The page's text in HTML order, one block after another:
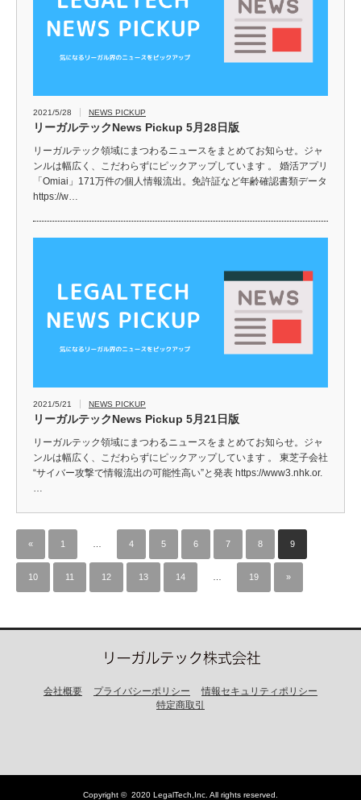
2021/5/28 NEWS PICKUP
リーガルテックNews Pickup 5月28日版
リーガルテック領域にまつわるニュースをまとめてお知らせ。ジャ
ンルは幅広く、こだわらずにピックアップしています 。 婚活アプリ
「Omiai」171万件の個人情報流出。免許証など年齢確認書類データ
https://w…
2021/5/21 NEWS PICKUP
リーガルテックNews Pickup 5月21日版
リーガルテック領域にまつわるニュースをまとめてお知らせ。ジャ
ンルは幅広く、こだわらずにピックアップしています 。 東芝子会社
“サイバー攻撃で情報流出の可能性高い”と発表 https://www3.nhk.or.
…
« 1 4 5 6 7 8 9
10 11 12 13 14 19 »
会社概要 プライバシーポリシー
情報セキュリティポリシー
特定商取引
Copyright © 2020 LegalTech,Inc. All rights reserved.